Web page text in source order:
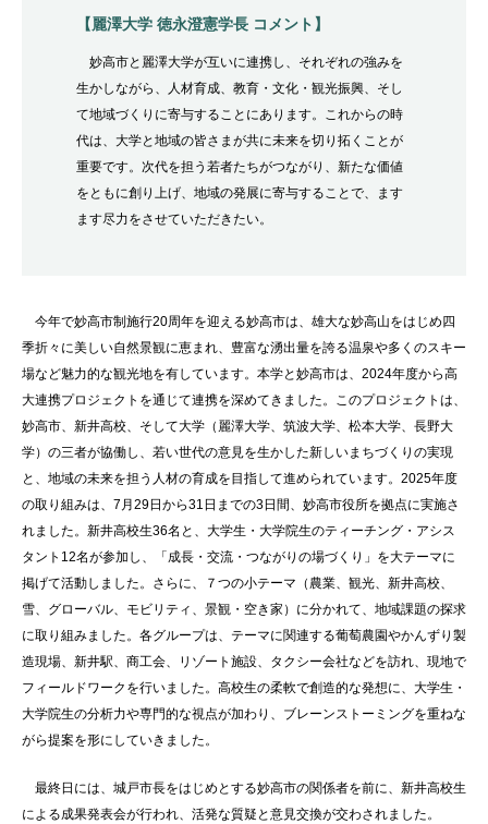
【麗澤大学 徳永澄憲学長 コメント】
妙高市と麗澤大学が互いに連携し、それぞれの強みを
生かしながら、人材育成、教育・文化・観光振興、そし
て地域づくりに寄与することにあります。これからの時
代は、大学と地域の皆さまが共に未来を切り拓くことが
重要です。次代を担う若者たちがつながり、新たな価値
をともに創り上げ、地域の発展に寄与することで、ます
ます尽力をさせていただきたい。
今年で妙高市制施行20周年を迎える妙高市は、雄大な妙高山をはじめ四
季折々に美しい自然景観に恵まれ、豊富な湧出量を誇る温泉や多くのスキー
場など魅力的な観光地を有しています。本学と妙高市は、2024年度から高
大連携プロジェクトを通じて連携を深めてきました。このプロジェクトは、
妙高市、新井高校、そして大学（麗澤大学、筑波大学、松本大学、長野大
学）の三者が協働し、若い世代の意見を生かした新しいまちづくりの実現
と、地域の未来を担う人材の育成を目指して進められています。2025年度
の取り組みは、7月29日から31日までの3日間、妙高市役所を拠点に実施さ
れました。新井高校生36名と、大学生・大学院生のティーチング・アシス
タント12名が参加し、「成長・交流・つながりの場づくり」を大テーマに
掲げて活動しました。さらに、７つの小テーマ（農業、観光、新井高校、
雪、グローバル、モビリティ、景観・空き家）に分かれて、地域課題の探求
に取り組みました。各グループは、テーマに関連する葡萄農園やかんずり製
造現場、新井駅、商工会、リゾート施設、タクシー会社などを訪れ、現地で
フィールドワークを行いました。高校生の柔軟で創造的な発想に、大学生・
大学院生の分析力や専門的な視点が加わり、ブレーンストーミングを重ねな
がら提案を形にしていきました。
最終日には、城戸市長をはじめとする妙高市の関係者を前に、新井高校生
による成果発表会が行われ、活発な質疑と意見交換が交わされました。